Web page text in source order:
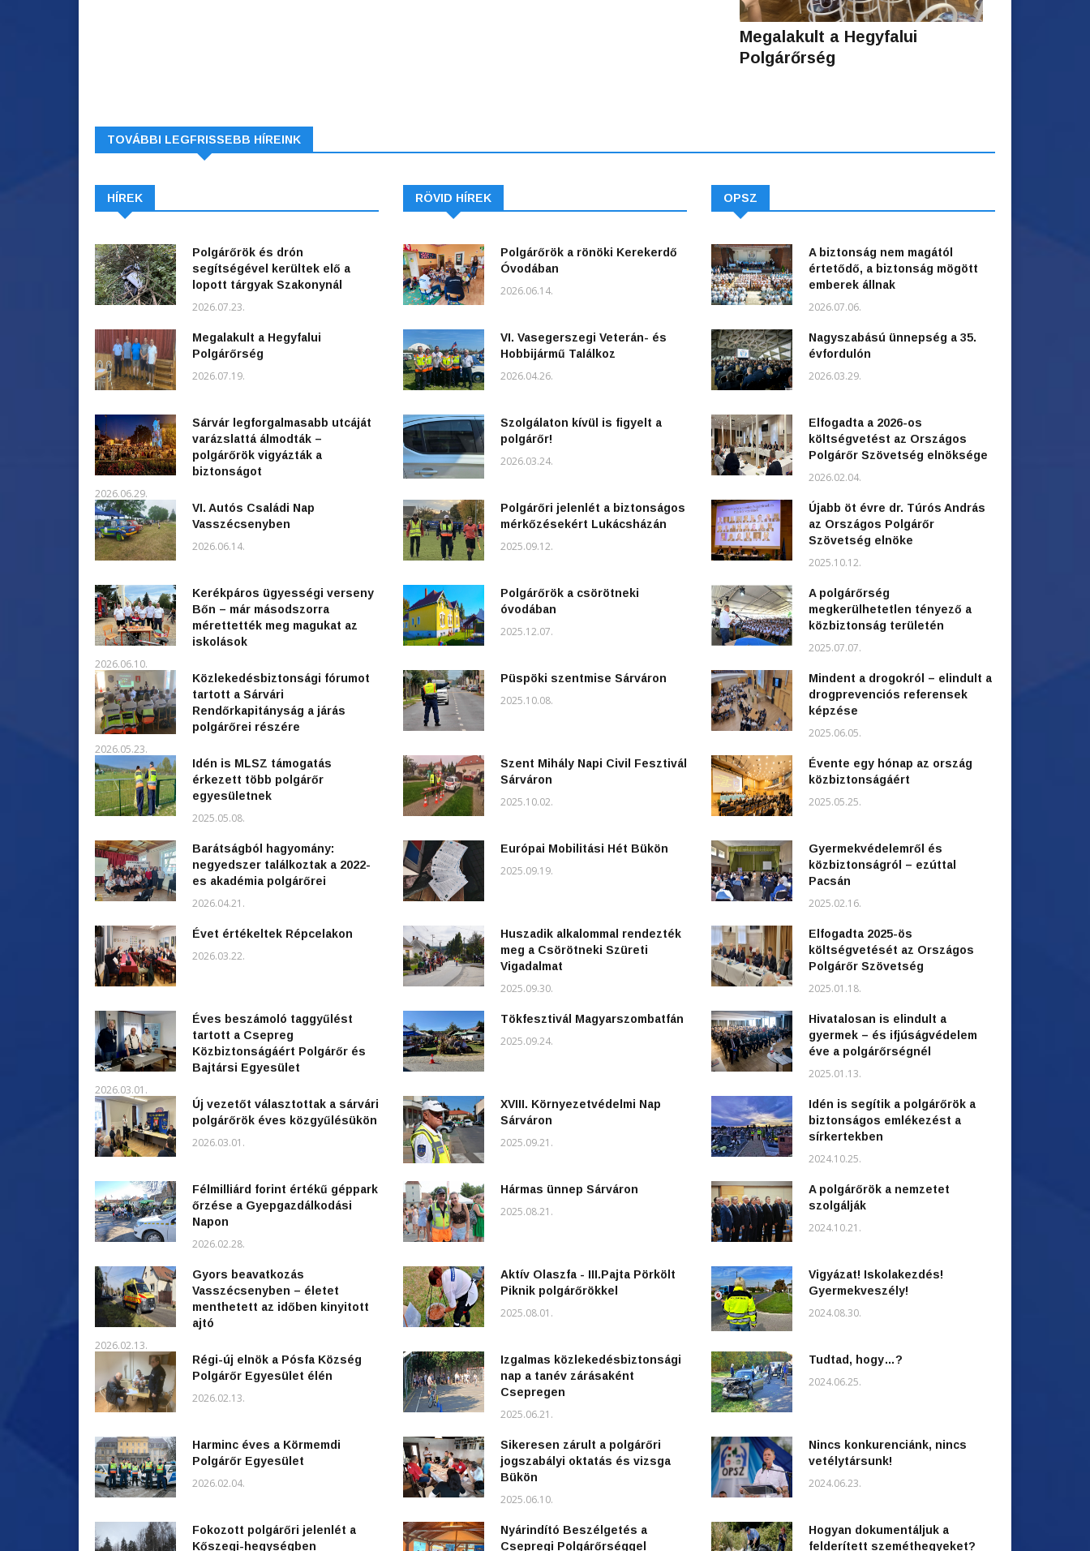
Megalakult a Hegyfalui
Polgárőrség
TOVÁBBI LEGFRISSEBB HÍREINK
HÍREK
Polgárőrök és drón
segítségével kerültek elő a
lopott tárgyak Szakonynál
2026.07.23.
Megalakult a Hegyfalui
Polgárőrség
2026.07.19.
Sárvár legforgalmasabb utcáját
varázslattá álmodták –
polgárőrök vigyázták a
biztonságot
2026.06.29.
VI. Autós Családi Nap
Vasszécsenyben
2026.06.14.
Kerékpáros ügyességi verseny
Bőn – már másodszorra
mérettették meg magukat az
iskolások
2026.06.10.
Közlekedésbiztonsági fórumot
tartott a Sárvári
Rendőrkapitányság a járás
polgárőrei részére
2026.05.23.
Idén is MLSZ támogatás
érkezett több polgárőr
egyesületnek
2025.05.08.
Barátságból hagyomány:
negyedszer találkoztak a 2022-
es akadémia polgárőrei
2026.04.21.
Évet értékeltek Répcelakon
2026.03.22.
Éves beszámoló taggyűlést
tartott a Csepreg
Közbiztonságáért Polgárőr és
Bajtársi Egyesület
2026.03.01.
Új vezetőt választottak a sárvári
polgárőrök éves közgyűlésükön
2026.03.01.
Félmilliárd forint értékű géppark
őrzése a Gyepgazdálkodási
Napon
2026.02.28.
Gyors beavatkozás
Vasszécsenyben – életet
menthetett az időben kinyitott
ajtó
2026.02.13.
Régi-új elnök a Pósfa Község
Polgárőr Egyesület élén
2026.02.13.
Harminc éves a Körmemdi
Polgárőr Egyesület
2026.02.04.
Fokozott polgárőri jelenlét a
Kőszegi-hegységben
RÖVID HÍREK
Polgárőrök a rönöki Kerekerdő
Óvodában
2026.06.14.
VI. Vasegerszegi Veterán- és
Hobbijármű Találkoz
2026.04.26.
Szolgálaton kívül is figyelt a
polgárőr!
2026.03.24.
Polgárőri jelenlét a biztonságos
mérkőzésekért Lukácsházán
2025.09.12.
Polgárőrök a csörötneki
óvodában
2025.12.07.
Püspöki szentmise Sárváron
2025.10.08.
Szent Mihály Napi Civil Fesztivál
Sárváron
2025.10.02.
Európai Mobilitási Hét Bükön
2025.09.19.
Huszadik alkalommal rendezték
meg a Csörötneki Szüreti
Vigadalmat
2025.09.30.
Tökfesztivál Magyarszombatfán
2025.09.24.
XVIII. Környezetvédelmi Nap
Sárváron
2025.09.21.
Hármas ünnep Sárváron
2025.08.21.
Aktív Olaszfa - III.Pajta Pörkölt
Piknik polgárőrökkel
2025.08.01.
Izgalmas közlekedésbiztonsági
nap a tanév zárásaként
Csepregen
2025.06.21.
Sikeresen zárult a polgárőri
jogszabályi oktatás és vizsga
Bükön
2025.06.10.
Nyárindító Beszélgetés a
Csepregi Polgárőrséggel
OPSZ
A biztonság nem magától
értetődő, a biztonság mögött
emberek állnak
2026.07.06.
Nagyszabású ünnepség a 35.
évfordulón
2026.03.29.
Elfogadta a 2026-os
költségvetést az Országos
Polgárőr Szövetség elnöksége
2026.02.04.
Újabb öt évre dr. Túrós András
az Országos Polgárőr
Szövetség elnöke
2025.10.12.
A polgárőrség
megkerülhetetlen tényező a
közbiztonság területén
2025.07.07.
Mindent a drogokról – elindult a
drogprevenciós referensek
képzése
2025.06.05.
Évente egy hónap az ország
közbiztonságáért
2025.05.25.
Gyermekvédelemről és
közbiztonságról – ezúttal
Pacsán
2025.02.16.
Elfogadta 2025-ös
költségvetését az Országos
Polgárőr Szövetség
2025.01.18.
Hivatalosan is elindult a
gyermek – és ifjúságvédelem
éve a polgárőrségnél
2025.01.13.
Idén is segítik a polgárőrök a
biztonságos emlékezést a
sírkertekben
2024.10.25.
A polgárőrök a nemzetet
szolgálják
2024.10.21.
Vigyázat! Iskolakezdés!
Gyermekveszély!
2024.08.30.
Tudtad, hogy…?
2024.06.25.
Nincs konkurenciánk, nincs
vetélytársunk!
2024.06.23.
Hogyan dokumentáljuk a
felderített szeméthegyeket?